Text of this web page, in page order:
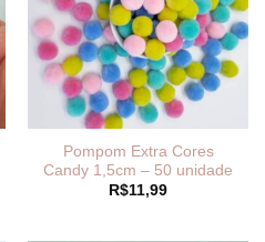
Pompom Extra Cores
Candy 1,5cm – 50 unidade
R$11,99